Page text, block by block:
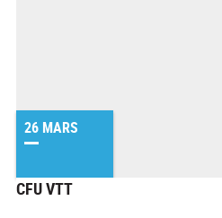
26 MARS
CFU VTT